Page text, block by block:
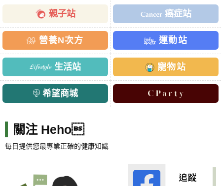
親子站 癌症站
營養N次方 運動站
生活站 寵物站
希望商城
關注 Heho
每日提供您最專業正確的健康知識